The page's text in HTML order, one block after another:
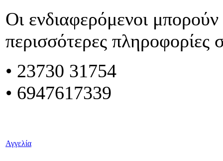
Οι ενδιαφερόμενοι
περισσότερες
• 23730 31754
• 6947617339
Αγγελία